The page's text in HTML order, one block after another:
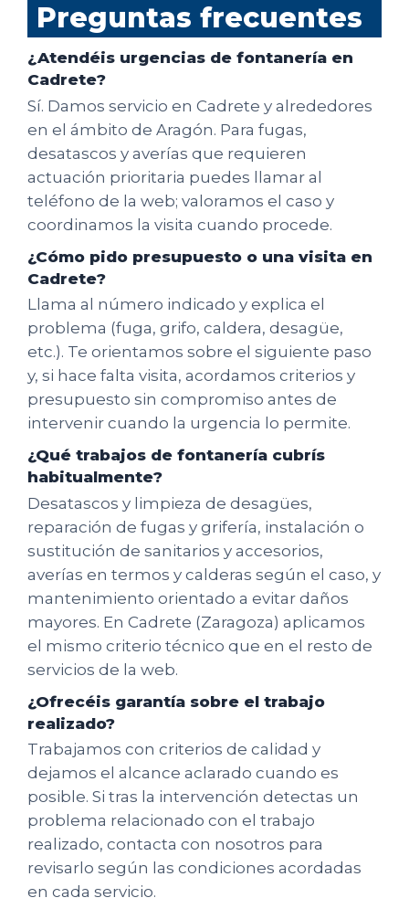
Preguntas frecuentes
¿Atendéis urgencias de fontanería en
Cadrete?
Sí. Damos servicio en Cadrete y alrededores
en el ámbito de Aragón. Para fugas,
desatascos y averías que requieren
actuación prioritaria puedes llamar al
teléfono de la web; valoramos el caso y
coordinamos la visita cuando procede.
¿Cómo pido presupuesto o una visita en
Cadrete?
Llama al número indicado y explica el
problema (fuga, grifo, caldera, desagüe,
etc.). Te orientamos sobre el siguiente paso
y, si hace falta visita, acordamos criterios y
presupuesto sin compromiso antes de
intervenir cuando la urgencia lo permite.
¿Qué trabajos de fontanería cubrís
habitualmente?
Desatascos y limpieza de desagües,
reparación de fugas y grifería, instalación o
sustitución de sanitarios y accesorios,
averías en termos y calderas según el caso, y
mantenimiento orientado a evitar daños
mayores. En Cadrete (Zaragoza) aplicamos
el mismo criterio técnico que en el resto de
servicios de la web.
¿Ofrecéis garantía sobre el trabajo
realizado?
Trabajamos con criterios de calidad y
dejamos el alcance aclarado cuando es
posible. Si tras la intervención detectas un
problema relacionado con el trabajo
realizado, contacta con nosotros para
revisarlo según las condiciones acordadas
en cada servicio.